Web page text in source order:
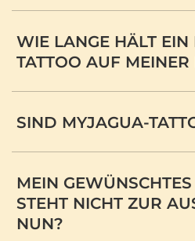
WIE LANGE HÄLT EIN
TATTOO AUF MEINER
SIND MYJAGUA-
MEIN
STEHT NICHT ZUR
NUN?